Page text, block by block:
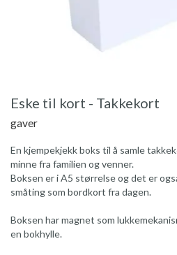
Eske til kort - Takkekort
gaver
En kjempekjekk boks til å samle
minne fra familien og venner.
Boksen er i A5 størrelse og det er
småting som bordkort fra dagen.
Boksen har magnet som
en bokhylle.